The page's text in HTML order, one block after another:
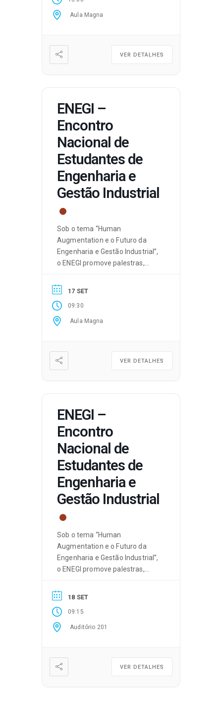
Aula Magna
VER DETALHES
ENEGI –
Encontro
Nacional de
Estudantes de
Engenharia e
Gestão Industrial
Sob o tema “Human
Augmentation e o Futuro da
Engenharia e Gestão Industrial”,
o ENEGI promove palestras,
workshops, apresentações
académicas e momentos de
networking. Inscrições aqui.
17 SET
09:30
Aula Magna
VER DETALHES
ENEGI –
Encontro
Nacional de
Estudantes de
Engenharia e
Gestão Industrial
Sob o tema “Human
Augmentation e o Futuro da
Engenharia e Gestão Industrial”,
o ENEGI promove palestras,
workshops, apresentações
académicas e momentos de
networking. Inscrições aqui.
18 SET
09:15
Auditório 201
VER DETALHES